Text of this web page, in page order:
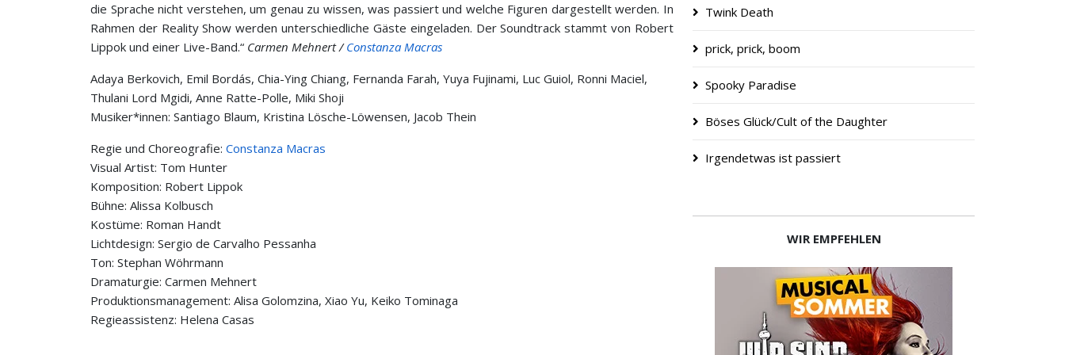
die Sprache nicht verstehen, um genau zu wissen, was passiert und welche Figuren dargestellt werden. In
Rahmen der Reality Show werden unterschiedliche Gäste eingeladen. Der Soundtrack stammt von Robert
Lippok und einer Live-Band.“ Carmen Mehnert /Constanza Macras
Adaya Berkovich, Emil Bordás, Chia-Ying Chiang, Fernanda Farah, Yuya Fujinami, Luc Guiol, Ronni Maciel,
Thulani Lord Mgidi, Anne Ratte-Polle, Miki Shoji
Musiker*innen: Santiago Blaum, Kristina Lösche-Löwensen, Jacob Thein
Regie und Choreografie: Constanza Macras
Visual Artist: Tom Hunter
Komposition: Robert Lippok
Bühne: Alissa Kolbusch
Kostüme: Roman Handt
Lichtdesign: Sergio de Carvalho Pessanha
Ton: Stephan Wöhrmann
Dramaturgie: Carmen Mehnert
Produktionsmanagement: Alisa Golomzina, Xiao Yu, Keiko Tominaga
Regieassistenz: Helena Casas
Twink Death
prick, prick, boom
Spooky Paradise
Böses Glück/Cult of the Daughter
Irgendetwas ist passiert
WIR EMPFEHLEN